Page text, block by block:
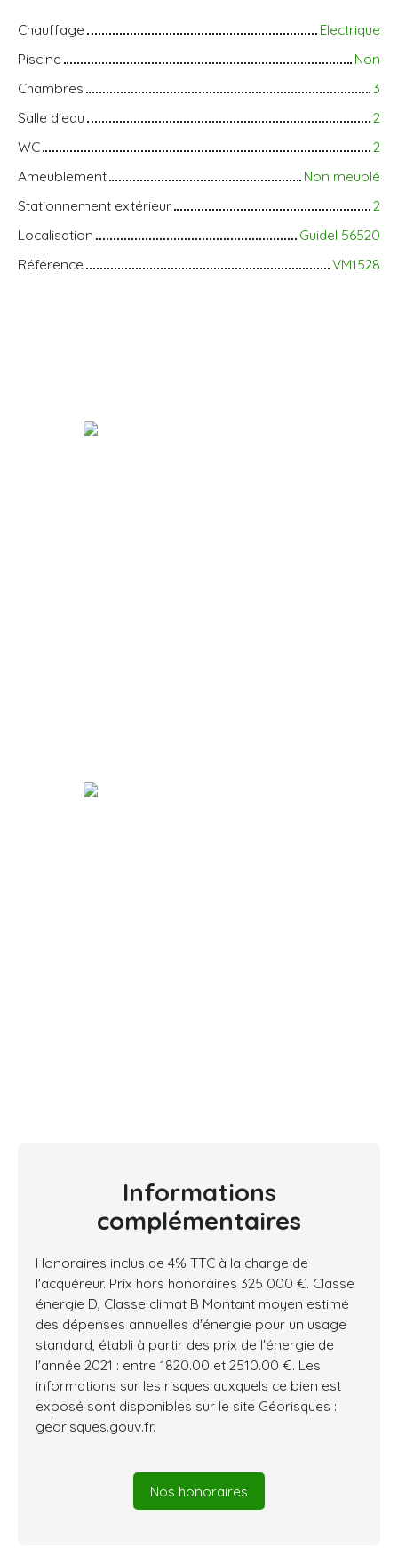
Chauffage
Electrique
Piscine
Non
Chambres
3
Salle d'eau
2
WC
2
Ameublement
Non meublé
Stationnement extérieur
2
Localisation
Guidel 56520
Référence
VM1528
Informations
complémentaires
Honoraires inclus de 4% TTC à la charge de
l'acquéreur. Prix hors honoraires 325 000 €. Classe
énergie D, Classe climat B Montant moyen estimé
des dépenses annuelles d'énergie pour un usage
standard, établi à partir des prix de l'énergie de
l'année 2021 : entre 1820.00 et 2510.00 €. Les
informations sur les risques auxquels ce bien est
exposé sont disponibles sur le site Géorisques :
georisques.gouv.fr.
Nos honoraires